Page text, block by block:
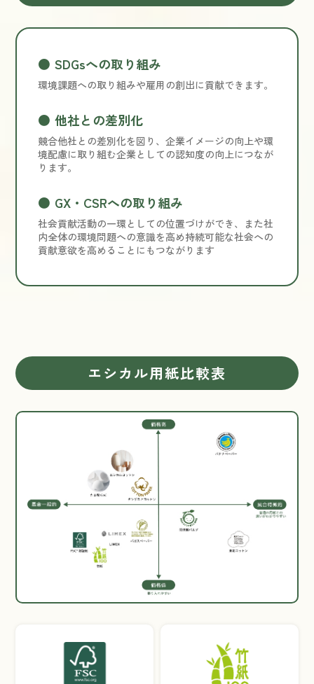
SDGsへの取り組み
環境課題への取り組みや雇用の創出に貢献できます。
他社との差別化
競合他社との差別化を図り、企業イメージの向上や環
境配慮に取り組む企業としての認知度の向上につなが
ります。
GX・CSRへの取り組み
社会貢献活動の一環としての位置づけができ、また社
内全体の環境問題への意識を高め持続可能な社会への
貢献意欲を高めることにもつながります
エシカル用紙比較表